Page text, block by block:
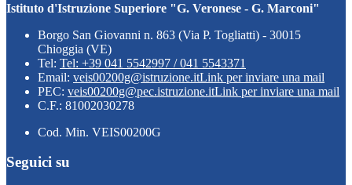
Istituto d'Istruzione Superiore "G. Veronese - G. Marconi"
Borgo San Giovanni n. 863 (Via P. Togliatti) - 30015
Chioggia (VE)
Tel: Tel: +39 041 5542997 / 041 5543371
Email: veis00200g@istruzione.itLink per inviare una mail
PEC: veis00200g@pec.istruzione.itLink per inviare una mail
C.F.: 81002030278
Cod. Min. VEIS00200G
Seguici su